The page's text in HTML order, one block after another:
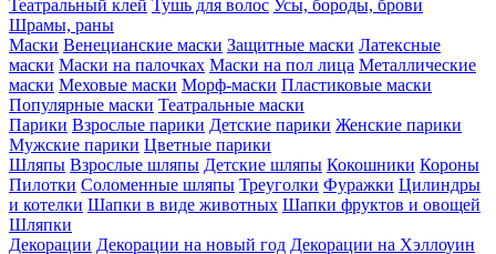
Театральный клей Тушь для волос Усы, бороды, брови
Шрамы, раны
Маски Венецианские маски Защитные маски Латексные
маски Маски на палочках Маски на пол лица Металлические
маски Меховые маски Морф-маски Пластиковые маски
Популярные маски Театральные маски
Парики Взрослые парики Детские парики Женские парики
Мужские парики Цветные парики
Шляпы Взрослые шляпы Детские шляпы Кокошники Короны
Пилотки Соломенные шляпы Треуголки Фуражки Цилиндры
и котелки Шапки в виде животных Шапки фруктов и овощей
Шляпки
Декорации Декорации на новый год Декорации на Хэллоуин